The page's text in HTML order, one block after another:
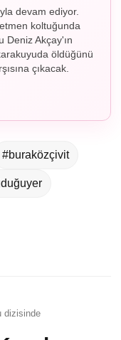
devam ediyor.
koltuğunda
Deniz Akçay'ın
öldüğünü
çıkacak.
#buraközçivit
dizisinde